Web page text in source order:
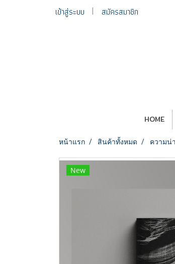
เข้าสู่ระบบ สมัครสมาชิก
HOME
หน้าแรก สินค้าทั้งหมด ความน่
New